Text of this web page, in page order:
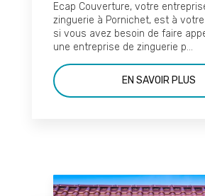
Ecap Couverture, votre
zinguerie à Pornichet, est à
si vous avez besoin de faire
une entreprise de zinguerie p...
EN SAVOIR PLUS